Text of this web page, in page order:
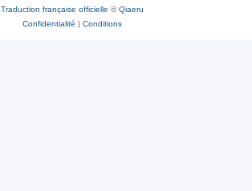
Traduction française officielle ©Qiaeru
Confidentialité | Conditions